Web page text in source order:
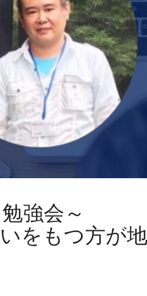
強会～
をもつ方が